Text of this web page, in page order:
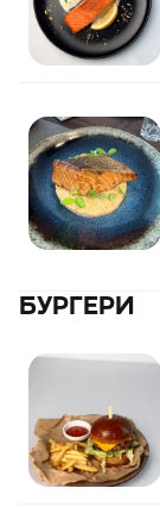
БУРГЕРИ